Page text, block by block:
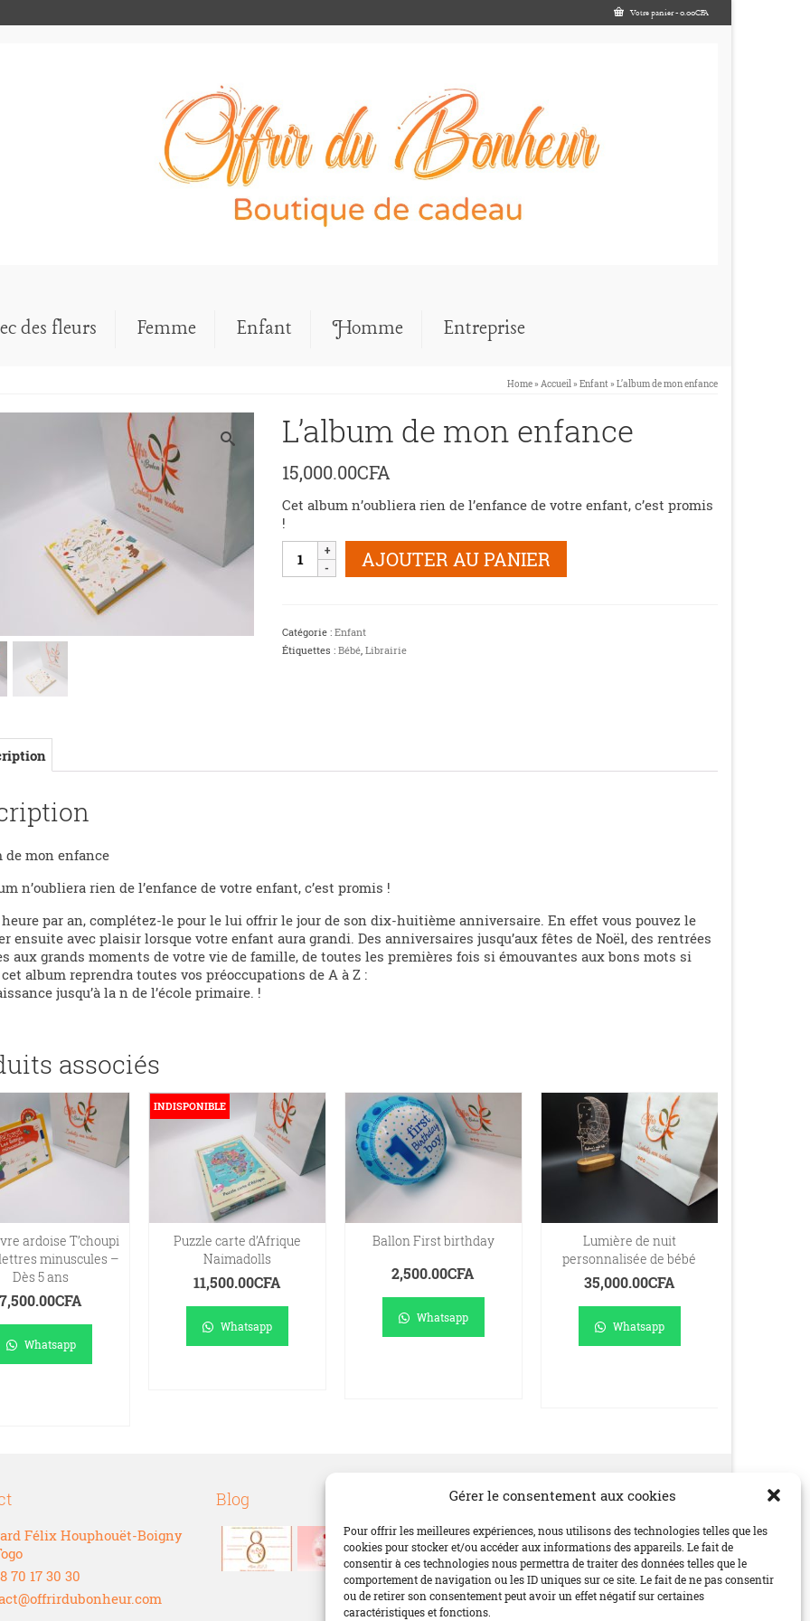
Gérer le consentement aux cookies
Pour offrir les meilleures expériences, nous utilisons des technologies telles que les
cookies pour stocker et/ou accéder aux informations des appareils. Le fait de
consentir à ces technologies nous permettra de traiter des données telles que le
comportement de navigation ou les ID uniques sur ce site. Le fait de ne pas consentir
ou de retirer son consentement peut avoir un effet négatif sur certaines
caractéristiques et fonctions.
Votre panier-0.00CFA
des fleurs Femme Enfant Homme Entreprise
Home» Accueil» Enfant» L’album de mon enfance
L’album de mon enfance
15,000.00CFA
Cet album n’oubliera rien de l’enfance de votre enfant, c’est promis
!
quantité
enfance
AJOUTER AU PANIER
Catégorie :Enfant
Étiquettes :Bébé ,Librairie
de mon enfance
n’oubliera rien de l’enfance de votre enfant, c’est promis !
par an, complétez-le pour le lui offrir le jour de son dix-huitième anniversaire. En effet vous pouvez le
ensuite avec plaisir lorsque votre enfant aura grandi. Des anniversaires jusqu’aux fêtes de Noël, des rentrées
aux grands moments de votre vie de famille, de toutes les premières fois si émouvantes aux bons mots si
album reprendra toutes vos préoccupations de A à Z :
jusqu’à la n de l’école primaire. !
associés
ardoise T’choupi
minuscules –
Dès 5 ans
7,500.00CFA
Whatsapp
INDISPONIBLE
Puzzle carte d’Afrique
Naimadolls
11,500.00CFA
Whatsapp
Ballon First birthday
2,500.00CFA
Whatsapp
Lumière de nuit
personnalisée de bébé
35,000.00CFA
Whatsapp
Félix Houphouët-Boigny
70 17 30 30
Blog Social